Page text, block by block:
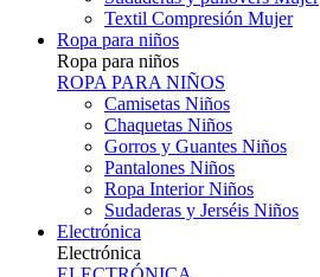
Textil Compresión Mujer
Ropa para niños
Ropa para niños
ROPA PARA NIÑOS
Camisetas Niños
Chaquetas Niños
Gorros y Guantes Niños
Pantalones Niños
Ropa Interior Niños
Sudaderas y Jerséis Niños
Electrónica
Electrónica